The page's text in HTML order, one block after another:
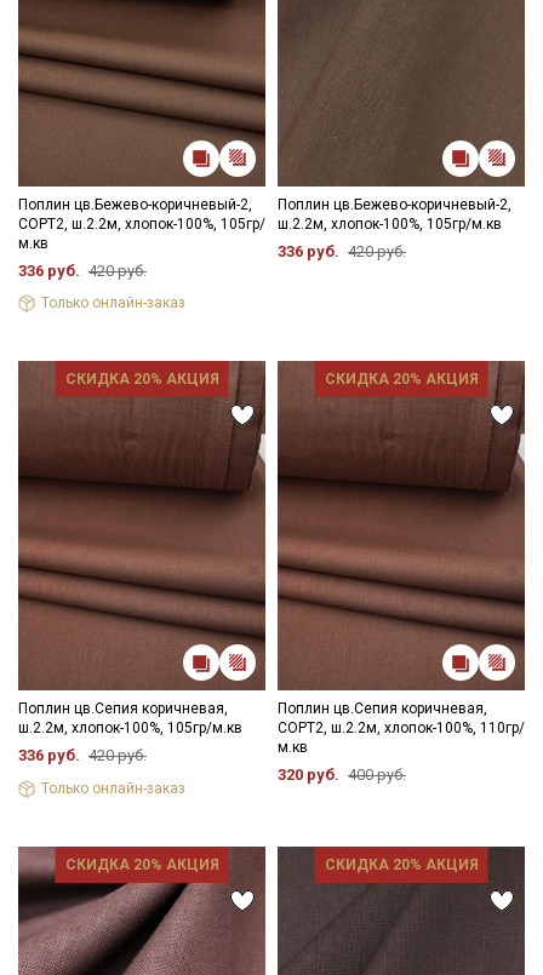
Поплин цв.Бежево-коричневый-2,
СОРТ2, ш.2.2м, хлопок-100%, 105гр/
м.кв
336 руб. 420 руб.
Только онлайн-заказ
Поплин цв.Бежево-коричневый-2,
ш.2.2м, хлопок-100%, 105гр/м.кв
336 руб. 420 руб.
СКИДКА 20% АКЦИЯ
Поплин цв.Сепия коричневая,
ш.2.2м, хлопок-100%, 105гр/м.кв
336 руб. 420 руб.
Только онлайн-заказ
СКИДКА 20% АКЦИЯ
Поплин цв.Сепия коричневая,
СОРТ2, ш.2.2м, хлопок-100%, 110гр/
м.кв
320 руб. 400 руб.
СКИДКА 20% АКЦИЯ СКИДКА 20% АКЦИЯ